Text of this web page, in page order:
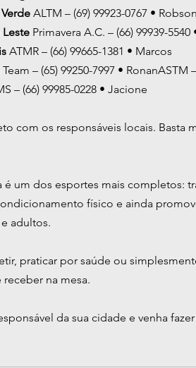
ALTM – (69) 99923-0767 • Robson
Leste Primavera A.C. – (66) 99939-5540
ATMR – (66) 99665-1381 • Marcos
Team – (65) 99250-7997 • RonanASTM
– (66) 99985-0228 • Jacione
com os responsáveis locais. Basta
é um dos esportes mais completos:
físico e ainda
adultos.
praticar por saúde ou
na mesa.
da sua cidade e venha